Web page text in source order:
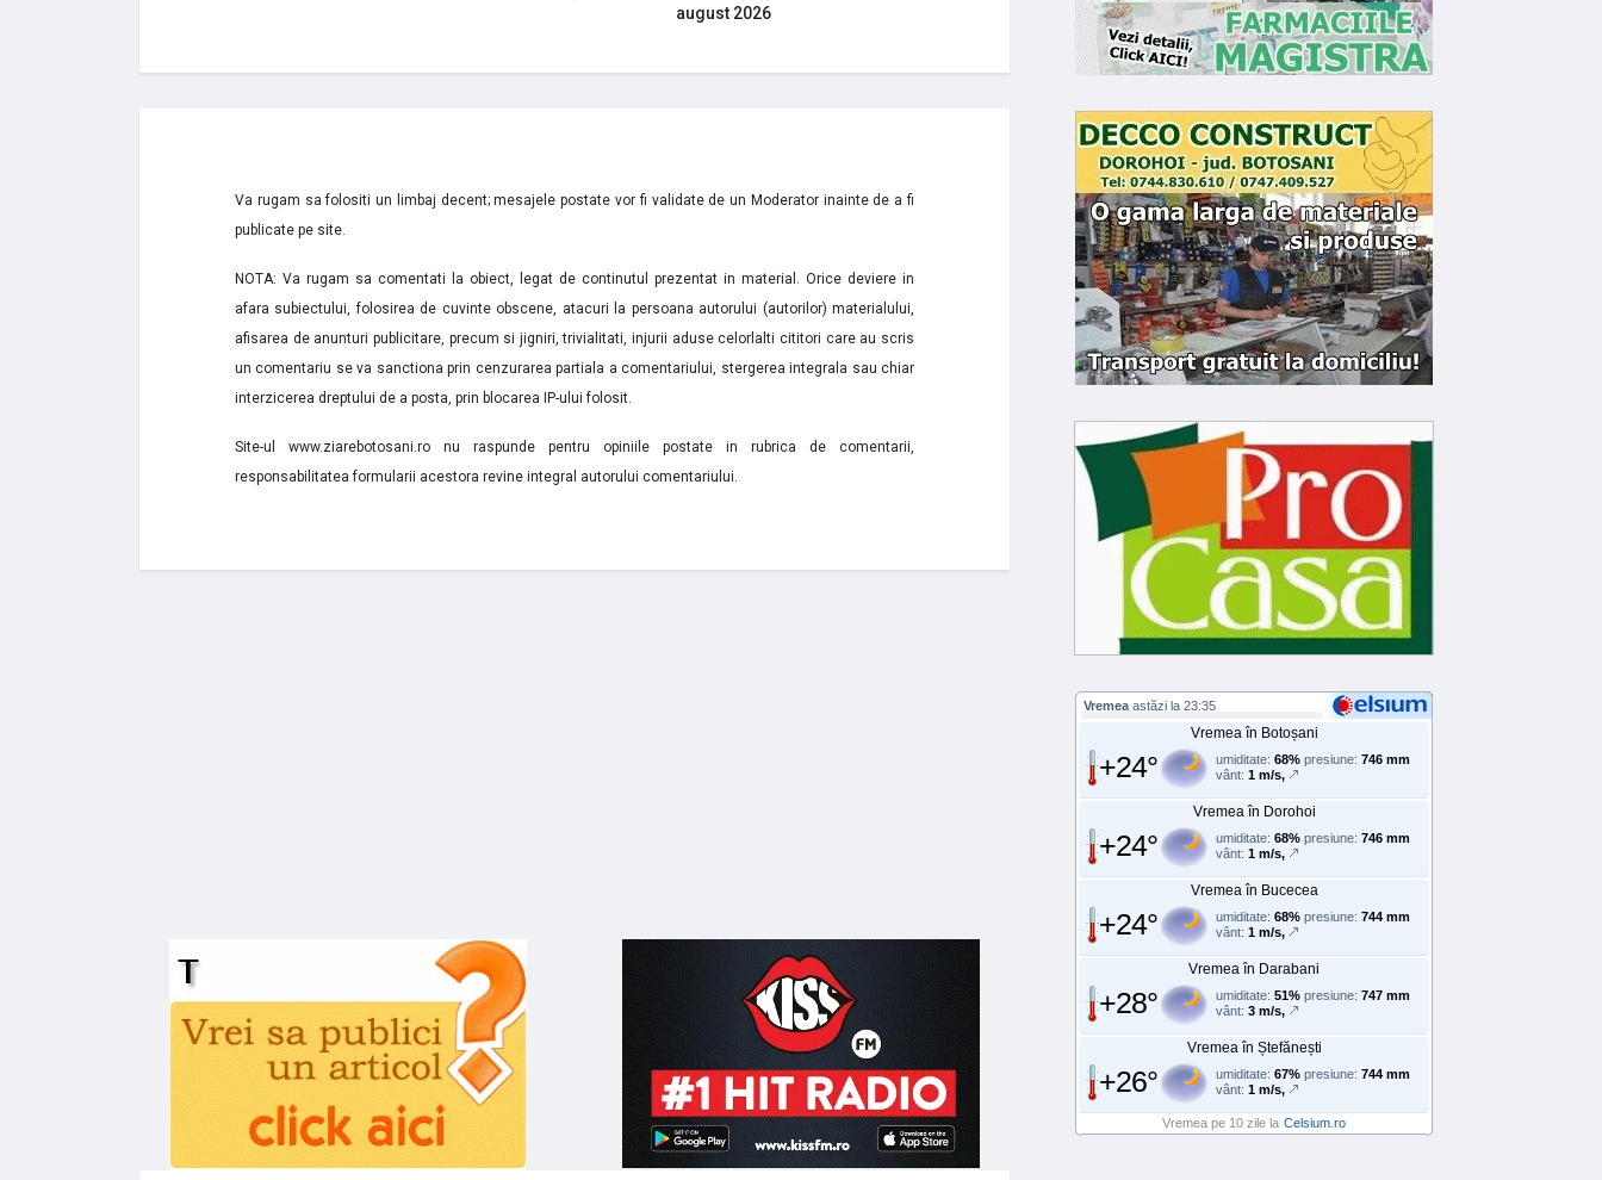
august 2026
Va rugam sa folositi un limbaj decent; mesajele postate vor fi validate de un Moderator inainte de a fi
publicate pe site.
NOTA: Va rugam sa comentati la obiect, legat de continutul prezentat in material. Orice deviere in
afara subiectului, folosirea de cuvinte obscene, atacuri la persoana autorului (autorilor) materialului,
afisarea de anunturi publicitare, precum si jigniri, trivialitati, injurii aduse celorlalti cititori care au scris
un comentariu se va sanctiona prin cenzurarea partiala a comentariului, stergerea integrala sau chiar
interzicerea dreptului de a posta, prin blocarea IP-ului folosit.
Site-ul www.ziarebotosani.ro nu raspunde pentru opiniile postate in rubrica de comentarii,
responsabilitatea formularii acestora revine integral autorului comentariului.
Vremea astăzi la 23:35
Vremea în Botoșani
+24° umiditate: 68% presiune: 746 mm
vânt: 1 m/s,
Vremea în Dorohoi
+24° umiditate: 68% presiune: 746 mm
vânt: 1 m/s,
Vremea în Bucecea
+24° umiditate: 68% presiune: 744 mm
vânt: 1 m/s,
Vremea în Darabani
+28° umiditate: 51% presiune: 747 mm
vânt: 3 m/s,
Vremea în Ștefănești
+26° umiditate: 67% presiune: 744 mm
vânt: 1 m/s,
Vremea pe 10 zile la Celsium.ro